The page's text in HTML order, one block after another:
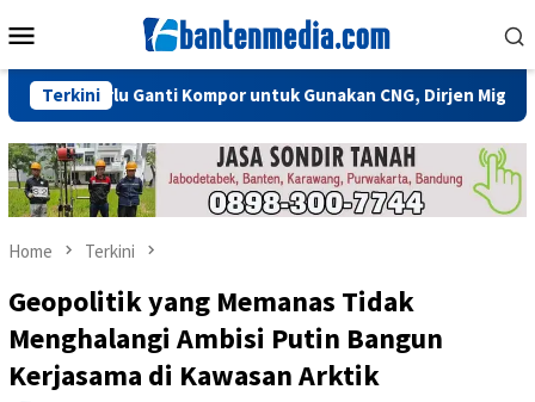
to
Menu
Terkini
Perlu Ganti Kompor untuk Gunakan CNG, Dirjen Migas:
Home Terkini
Geopolitik yang Memanas Tidak
Menghalangi Ambisi Putin Bangun
Kerjasama di Kawasan Arktik